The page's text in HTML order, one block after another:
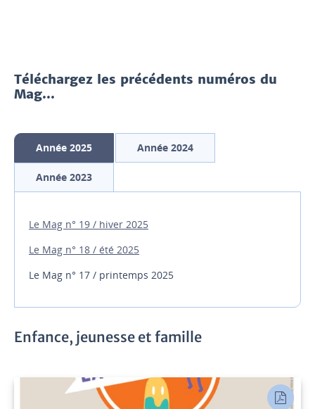
Téléchargez les précédents numéros du
Mag...
Année 2025 Année 2024
Année 2023
Le Mag n° 19 / hiver 2025
Le Mag n° 18 / été 2025
Le Mag n° 17 / printemps 2025
Enfance, jeunesse et famille